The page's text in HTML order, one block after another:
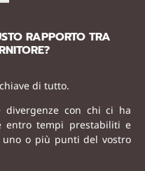
RAPPORTO TRA
di tutto.
divergenze con chi ci ha
entro tempi prestabiliti e
o più punti del vostro